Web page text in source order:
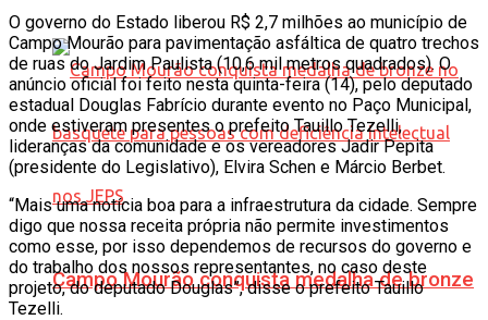
Campo Mourão conquista medalha de bronze
O governo do Estado liberou R$ 2,7 milhões ao município de
Campo Mourão para pavimentação asfáltica de quatro trechos
de ruas do Jardim Paulista (10,6 mil metros quadrados). O
anúncio oficial foi feito nesta quinta-feira (14), pelo deputado
estadual Douglas Fabrício durante evento no Paço Municipal,
onde estiveram presentes o prefeito Tauillo Tezelli,
lideranças da comunidade e os vereadores Jadir Pepita
(presidente do Legislativo), Elvira Schen e Márcio Berbet.
“Mais uma notícia boa para a infraestrutura da cidade. Sempre
digo que nossa receita própria não permite investimentos
como esse, por isso dependemos de recursos do governo e
do trabalho dos nossos representantes, no caso deste
projeto, do deputado Douglas”, disse o prefeito Tauillo
Tezelli.